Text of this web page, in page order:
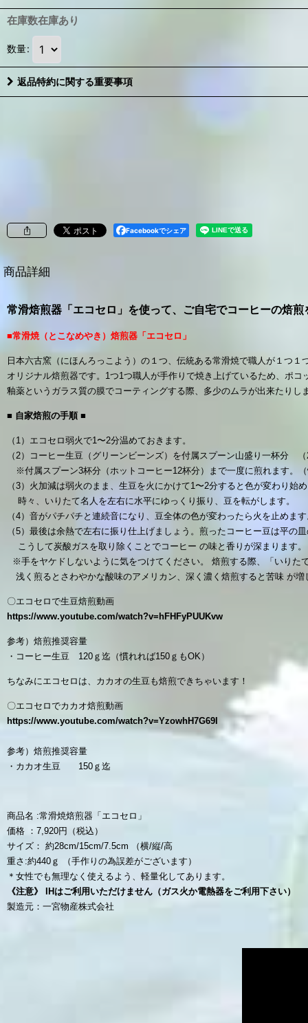
在庫数在庫あり
数量:
返品特約に関する重要事項
Facebookでシェア
商品詳細
常滑焙煎器「エコセロ」を使って、 ご自宅でコーヒーの焙煎
■常滑焼（とこなめやき）焙煎器「エコセロ」
日本六古窯（にほんろっこよう）の１つ、伝統ある常滑焼で職人が１つ１
オリジナル焙煎器です。1つ1つ職人が手作りで焼き上げているため、ポコ
釉薬というガラス質の膜でコーティングする際、多少のムラが出来たりし
■ 自家焙煎の手順■
（1）エコセロ弱火で1〜2分温めておきます。
（2）コーヒー生豆（グリーンビーンズ）を付属スプーン山盛り一杯分
※付属スプーン3杯分（ホットコーヒー12杯分）まで一度に煎れます。
（3）火加減は弱火のまま、生豆を火にかけて1〜2分すると色が変わり始
時々、いりたて名人を左右に水平にゆっくり振り、豆を転がします。
（4）音がパチパチと連続音になり、豆全体の色が変わったら火を止めま
（5）最後は余熱で左右に振り仕上げましょう。煎ったコーヒー豆は平の
こうして炭酸ガスを取り除くことでコーヒー の味と香りが深まり
※手をヤケドしないように気をつけてください。
焙煎する際、「いりた
浅く煎るとさわやかな酸味のアメリカン、深く濃く焙煎すると苦味 が
〇エコセロで生豆焙煎動画
https://www.youtube.com/watch?v=hFHFyPUUKvw
参考）焙煎推奨容量
・コーヒー生豆 120ｇ迄（慣れれば150ｇもOK）
ちなみにエコセロは、カカオの生豆も焙煎できちゃいます！
〇エコセロでカカオ焙煎動画
https://www.youtube.com/watch?v=YzowhH7G69I
参考）焙煎推奨容量
・カカオ生豆 150ｇ迄
商品名 :常滑焼焙煎器「エコセロ」
価格 ：7,920円（税込）
サイズ： 約28cm/15cm/7.5cm （横/縦/高
重さ:約440ｇ （手作りの為誤差がございます）
＊女性でも無理なく使えるよう、軽量化してあります。
《注意》 IHはご利用いただけません（ガス火か電熱器をご利用下さい）
製造元：一宮物産株式会社